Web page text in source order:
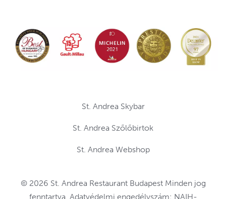
St. Andrea Skybar
St. Andrea Szőlőbirtok
St. Andrea Webshop
© 2026 St. Andrea Restaurant Budapest Minden jog
fenntartva. Adatvédelmi engedélyszám: NAIH-